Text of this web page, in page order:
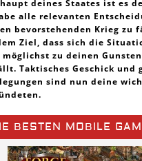
deines Staates ist es
alle relevanten
bevorstehenden Krieg zu
Ziel, dass sich die
möglichst zu deinen Gunsten
Taktisches Geschick und
sind nun deine
BESTEN MOBILE
SPIELE APPS